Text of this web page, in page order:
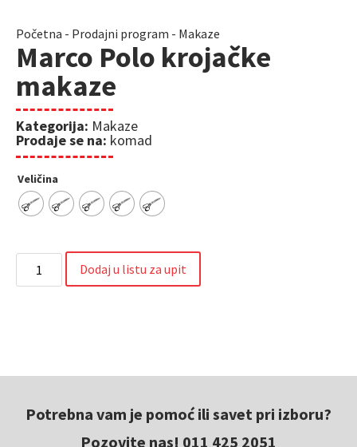
Početna - Prodajni program - Makaze
Marco Polo krojačke
makaze
Kategorija: Makaze
Prodaje se na: komad
Veličina
Dodaj u listu za upit
Potrebna vam je pomoć ili savet pri izboru?
Pozovite nas! 011 425 2051